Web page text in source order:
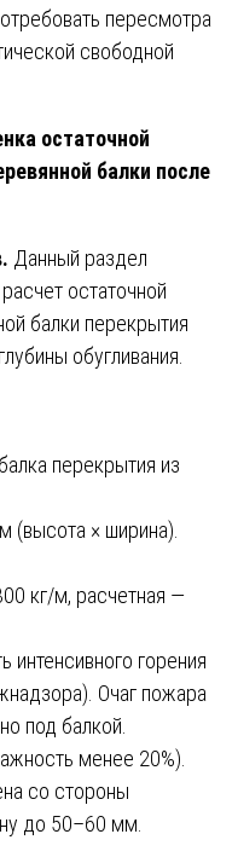
пересмотра
свободной
остаточной
балки после
Данный раздел
остаточной
балки перекрытия
обугливания.
перекрытия из
(высота × ширина).
кг/м, расчетная —
горения
Очаг пожара
под балкой.
менее 20%).
со стороны
до 50–60 мм.